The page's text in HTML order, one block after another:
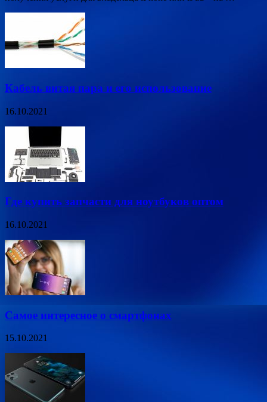
Кабель витая пара и его использование
16.10.2021
Где купить запчасти для ноутбуков оптом
16.10.2021
Самое интересное о смартфонах
15.10.2021